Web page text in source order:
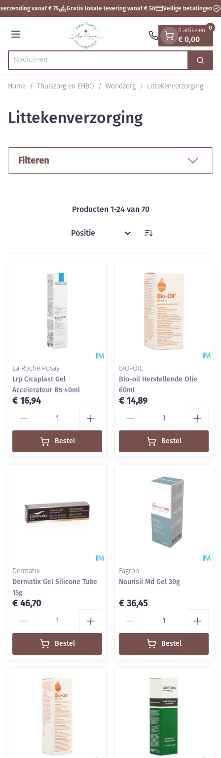
Ga naar de inhoud
1 van 1vanaf € 75 Gratis lokale levering vanaf € 50 Veilige betalingen
Menu
Product, merk, categorie... Zoek
0 artikelen
€ 0,00
0
Home / Thuiszorg en EHBO / Wondzorg / Littekenverzorging
Littekenverzorging
Filteren
Producten 1-24van 70
Sorteer op:
La Roche Posay
Lrp Cicaplast Gel
Accelerateur B5 40ml
€ 16,94
Bestel
BIO-OIL
Bio-oil Herstellende Olie
60ml
€ 14,89
Bestel
Dermatix
Dermatix Gel Silicone Tube
15g
€ 46,70
Bestel
Fagron
Nourisil Md Gel 30g
€ 36,45
Bestel